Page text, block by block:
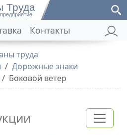
Труда
Контакты
труда
Дорожные знаки
Боковой ветер